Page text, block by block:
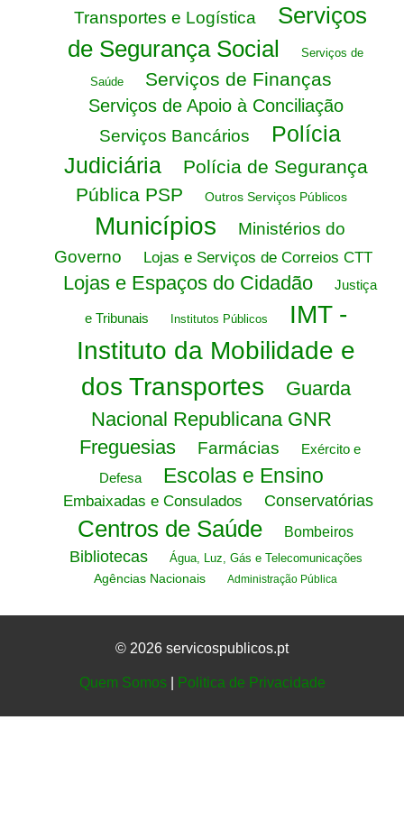
Transportes e Logística
Serviços
de Segurança Social
Serviços de
Saúde Serviços de Finanças
Serviços de Apoio à Conciliação
Serviços Bancários
Polícia
Judiciária
Polícia de Segurança
Pública PSP
Outros Serviços Públicos
Municípios
Ministérios do
Governo
Lojas e Serviços de Correios CTT
Lojas e Espaços do Cidadão Justiça
e Tribunais Institutos Públicos
IMT -
Instituto da Mobilidade e
dos Transportes
Guarda
Nacional Republicana GNR
Freguesias
Farmácias
Exército e
Defesa
Escolas e Ensino
Embaixadas e Consulados Conservatórias
Centros de Saúde Bombeiros
Bibliotecas Água, Luz, Gás e Telecomunicações
Agências Nacionais Administração Pública
© 2026 servicospublicos.pt
Quem Somos| Politica de Privacidade